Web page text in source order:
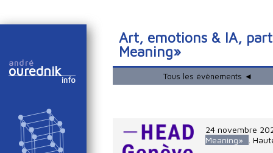
andré
ourednik
info
Art, emotions & IA,
Meaning»
Tous les évènements ◄
24 novembre
Meaning»
.